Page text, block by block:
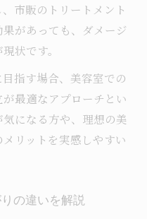
市販のトリートメント
があっても、ダメージ
状です。
指す場合、美容室での
最適なアプローチとい
になる方や、理想の美
リットを実感しやすい
の違いを解説